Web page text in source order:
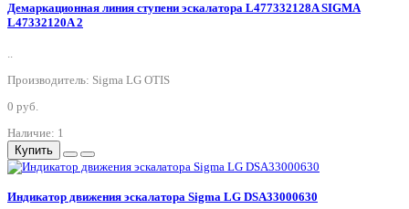
Демаркационная линия ступени эскалатора L477332128A SIGMA
L47332120A 2
Производитель: Sigma LG OTIS
0 руб.
Наличие: 1
Купить
Индикатор движения эскалатора Sigma LG DSA33000630